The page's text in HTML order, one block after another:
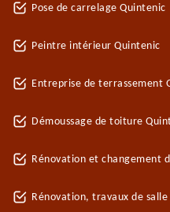
Pose de carrelage Quintenic
Peintre intérieur Quintenic
Entreprise de terrassement
Démoussage de toiture
Rénovation et changement
Rénovation, travaux de